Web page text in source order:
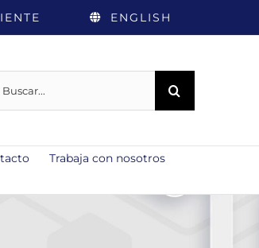
ENGLISH
Trabaja con nosotros